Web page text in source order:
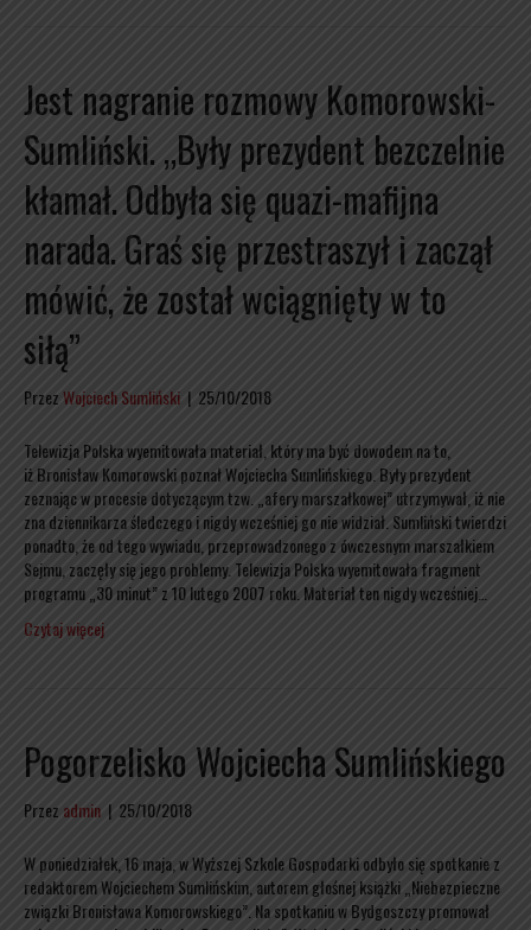
Jest nagranie rozmowy Komorowski-
Sumliński. „Były prezydent bezczelnie
kłamał. Odbyła się quazi-mafijna
narada. Graś się przestraszył i zaczął
mówić, że został wciągnięty w to
siłą”
PrzezWojciech Sumliński | 25/10/2018
Telewizja Polska wyemitowała materiał, który ma być dowodem na to,
iż Bronisław Komorowski poznał Wojciecha Sumlińskiego. Były prezydent
zeznając w procesie dotyczącym tzw. „afery marszałkowej” utrzymywał, iż nie
zna dziennikarza śledczego i nigdy wcześniej go nie widział. Sumliński twierdzi
ponadto, że od tego wywiadu, przeprowadzonego z ówczesnym marszałkiem
Sejmu, zaczęły się jego problemy. Telewizja Polska wyemitowała fragment
programu „30 minut” z 10 lutego 2007 roku. Materiał ten nigdy wcześniej…
Czytaj więcej
Pogorzelisko Wojciecha Sumlińskiego
Przez admin | 25/10/2018
W poniedziałek, 16 maja, w Wyższej Szkole Gospodarki odbyło się spotkanie z
redaktorem Wojciechem Sumlińskim, autorem głośnej książki „Niebezpieczne
związki Bronisława Komorowskiego”. Na spotkaniu w Bydgoszczy promował